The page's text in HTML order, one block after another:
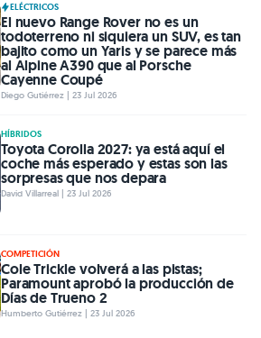
ELÉCTRICOS
El nuevo Range Rover no es un
todoterreno ni siquiera un SUV, es tan
bajito como un Yaris y se parece más
al Alpine A390 que al Porsche
Cayenne Coupé
Diego Gutiérrez | 23 Jul 2026
HÍBRIDOS
Toyota Corolla 2027: ya está aquí el
coche más esperado y estas son las
sorpresas que nos depara
David Villarreal | 23 Jul 2026
COMPETICIÓN
Cole Trickle volverá a las pistas;
Paramount aprobó la producción de
Días de Trueno 2
Humberto Gutiérrez | 23 Jul 2026